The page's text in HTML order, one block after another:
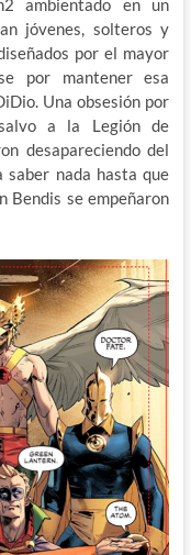
ambientado en un
jóvenes, solteros y
por el mayor
por mantener esa
Una obsesión por
a la Legión de
desapareciendo del
saber nada hasta que
Bendis se empeñaron